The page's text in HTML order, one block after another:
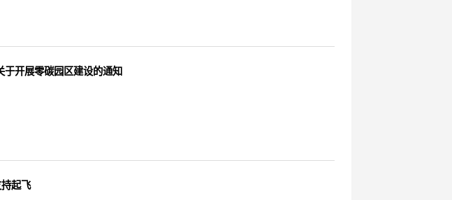
于开展零碳园区建设的通知
起飞